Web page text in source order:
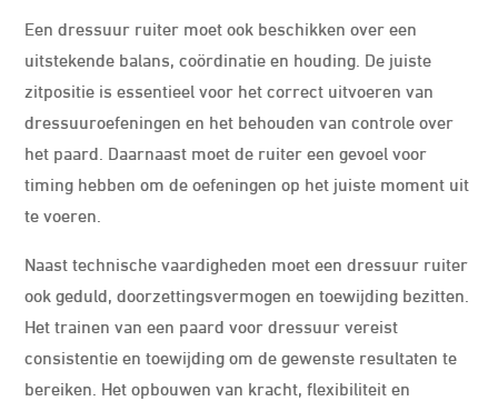
Een dressuur ruiter moet ook beschikken over een
uitstekende balans, coördinatie en houding. De juiste
zitpositie is essentieel voor het correct uitvoeren van
dressuuroefeningen en het behouden van controle over
het paard. Daarnaast moet de ruiter een gevoel voor
timing hebben om de oefeningen op het juiste moment uit
te voeren.
Naast technische vaardigheden moet een dressuur ruiter
ook geduld, doorzettingsvermogen en toewijding bezitten.
Het trainen van een paard voor dressuur vereist
consistentie en toewijding om de gewenste resultaten te
bereiken. Het opbouwen van kracht, flexibiliteit en